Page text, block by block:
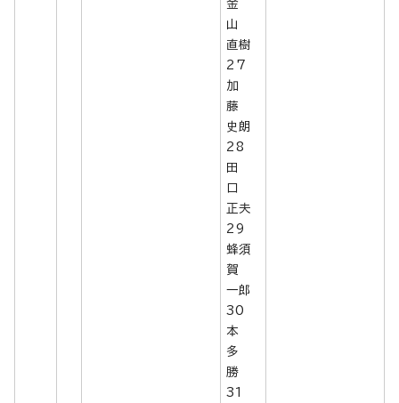
金
山
直樹
27
加
藤
史朗
28
田
口
正夫
29
蜂須
賀
一郎
30
本
多
勝
31